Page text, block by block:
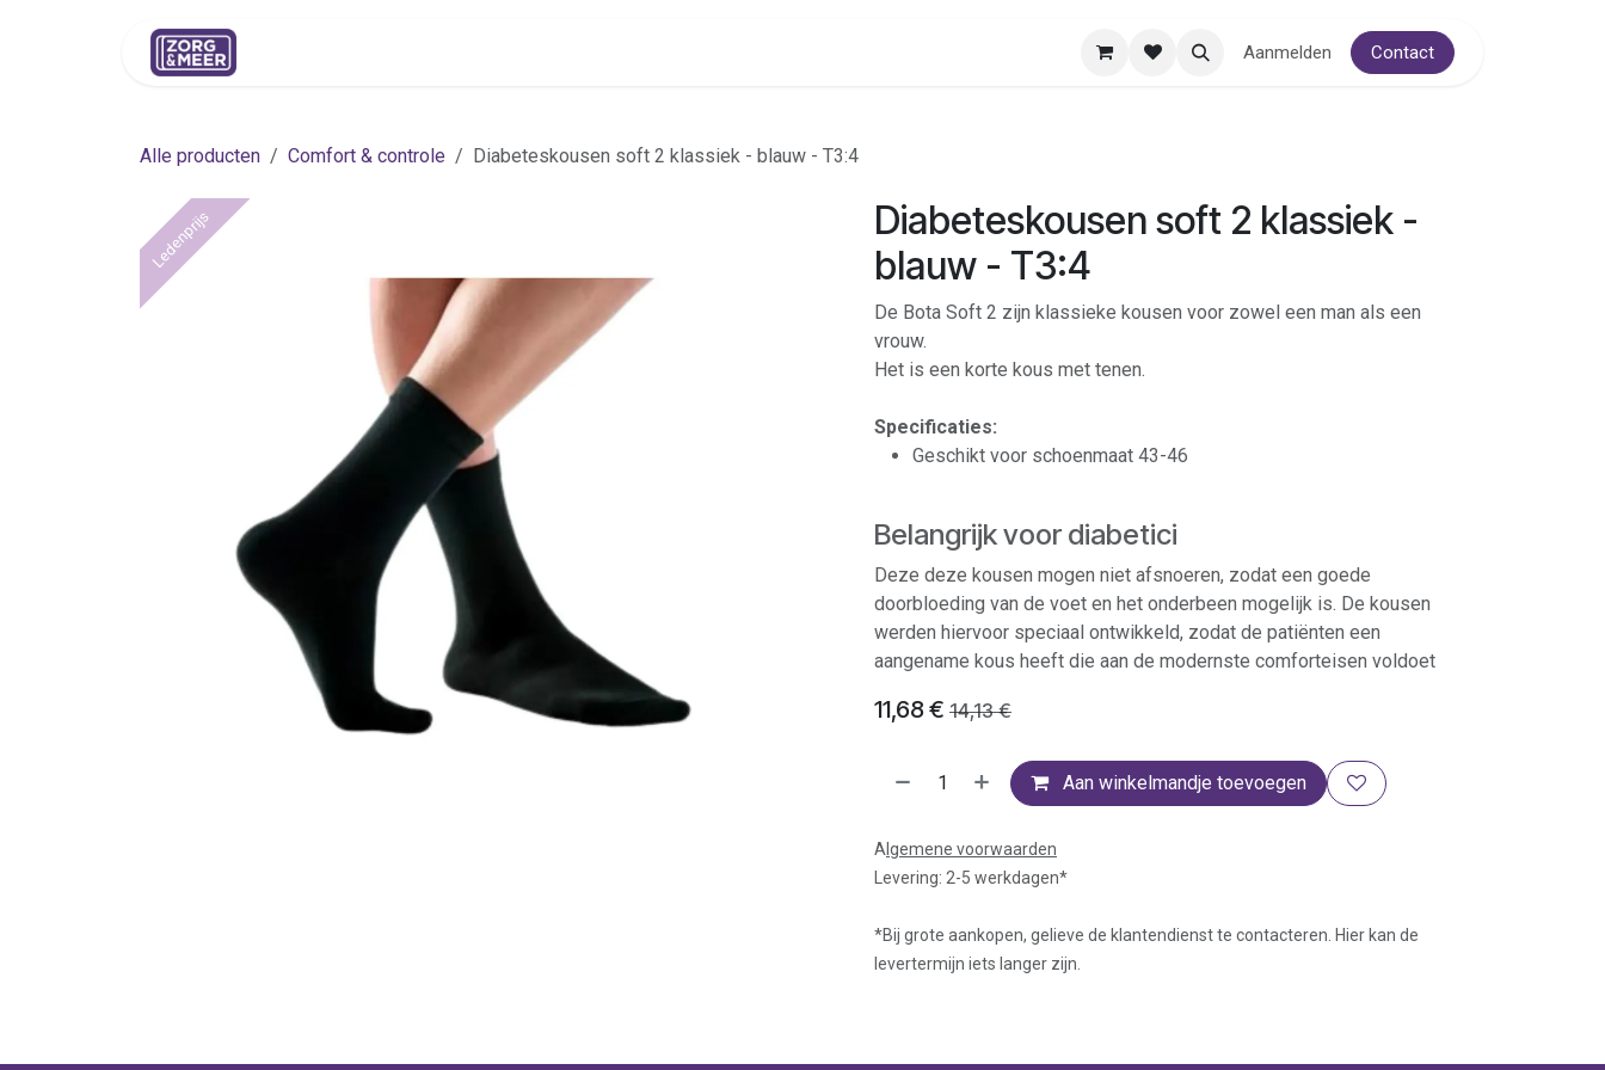
Aanmelden Contact
Alle producten Comfort & controle Diabeteskousen soft 2 klassiek - blauw - T3:4
Ledenprijs
Diabeteskousen soft 2 klassiek -
blauw - T3:4
De Bota Soft 2 zijn klassieke kousen voor zowel een man als een
vrouw.
Het is een korte kous met tenen.
Specificaties:
Geschikt voor schoenmaat 43-46
Belangrijk voor diabetici
Deze deze kousen mogen niet afsnoe­ren, zodat een goede
doorbloeding van de voet en het onderbeen moge­lijk is. De kousen
werden hiervoor speciaal ontwikkeld, zodat de patiënten een
aangename kous heeft die aan de modernste com­forteisen voldoet
11,68€ 14,13€
Aan winkelmandje toevoegen
A lgemene voorwaarden
Levering: 2-5 werkdagen*
*Bij grote aankopen, gelieve de klantendienst te contacteren. Hier kan de
levertermijn iets langer zijn.